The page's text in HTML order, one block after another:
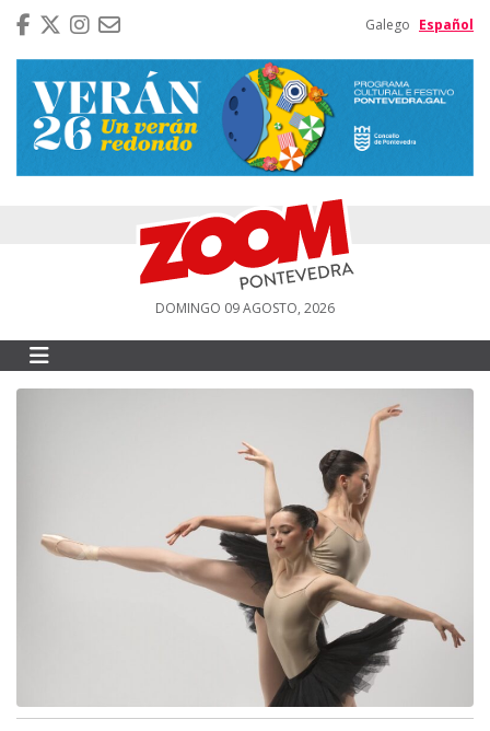
Galego Español
DOMINGO 09 AGOSTO, 2026